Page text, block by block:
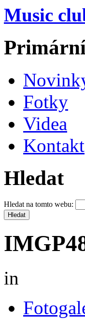
Music
Fotky
Videa
Kontakt
Hledat
Hledat na tomto webu:
in